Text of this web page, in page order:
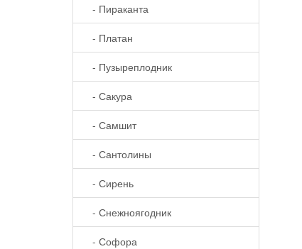
- Пираканта
- Платан
- Пузыреплодник
- Сакура
- Самшит
- Сантолины
- Сирень
- Снежноягодник
- Софора